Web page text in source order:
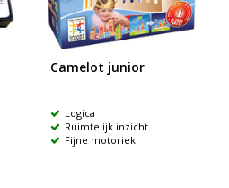
Camelot junior
Logica
Ruimtelijk inzicht
Fijne motoriek